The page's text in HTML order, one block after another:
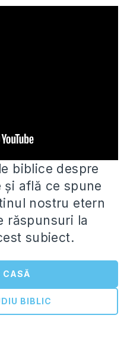
biblice despre
află ce spune
nostru etern
răspunsuri la
subiect.
CASĂ
BIBLIC